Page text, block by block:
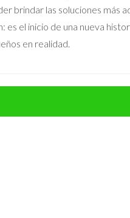
para estar al tanto del
David decidió retirarse
brindar las soluciones más
el inicio de una nueva
en realidad.